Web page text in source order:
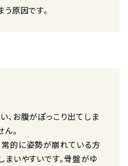
原因です。
、お腹がぽっこり出てしま
。
的に姿勢が崩れている方
まいやすいです。骨盤がゆ